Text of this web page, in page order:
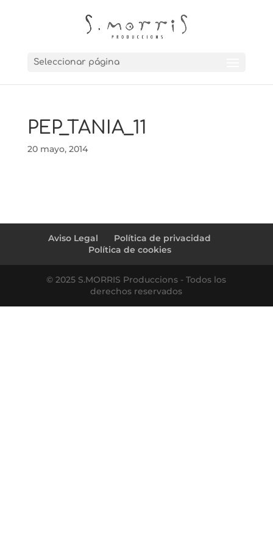
Seleccionar página
PEP_TANIA_11
20 mayo, 2014
Aviso Legal
Política de privacidad
Política de cookies
© 2025 S.MORRIS Produccions - Todos los
derechos reservados